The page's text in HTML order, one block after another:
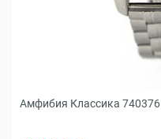
Амфибия Классика 740376